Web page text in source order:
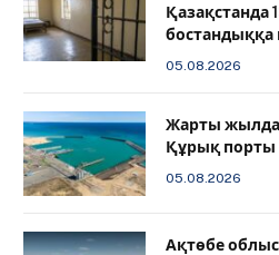
Қазақстанда
05.08.2026
Жарты
Құрық порты
05.08.2026
Ақтөбе